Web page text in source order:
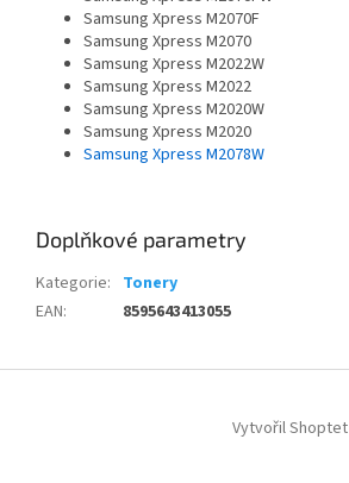
Samsung Xpress M2070F
Samsung Xpress M2070
Samsung Xpress M2022W
Samsung Xpress M2022
Samsung Xpress M2020W
Samsung Xpress M2020
Samsung Xpress M2078W
Doplňkové parametry
Kategorie: Tonery
EAN: 8595643413055
Vytvořil Shoptet